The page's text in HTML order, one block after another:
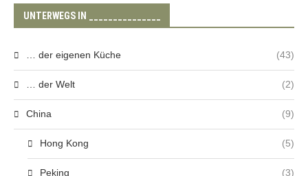
UNTERWEGS IN _______________
… der eigenen Küche (43)
… der Welt (2)
China (9)
Hong Kong (5)
Peking (3)